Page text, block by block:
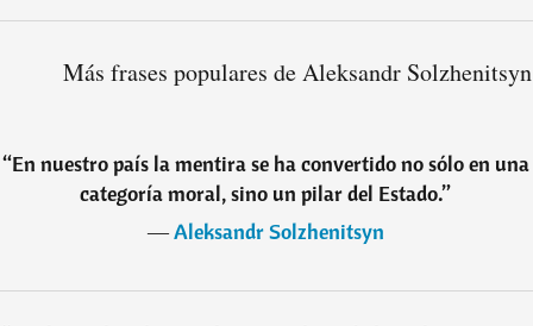
Más frases populares de Aleksandr Solzhenitsyn
“En nuestro país la mentira se ha convertido no sólo en una
categoría moral, sino un pilar del Estado.”
―Aleksandr Solzhenitsyn